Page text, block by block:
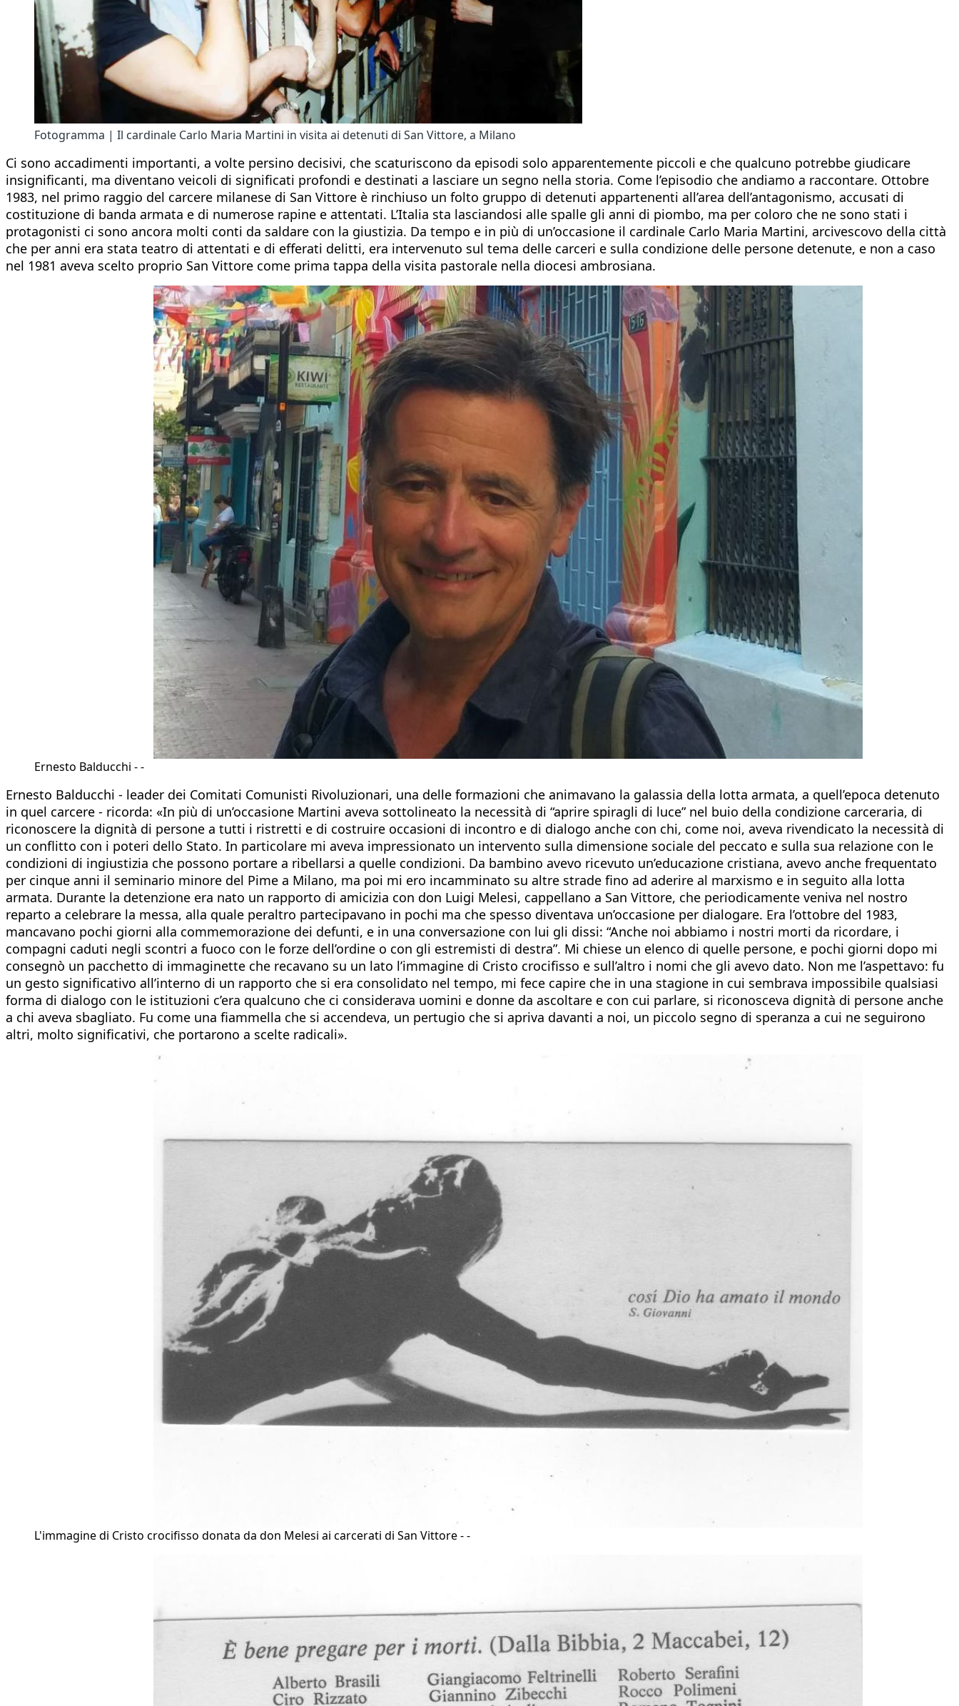
Fotogramma | Il cardinale Carlo Maria Martini in visita ai detenuti di San Vittore, a Milano
Ci sono accadimenti importanti, a volte persino decisivi, che scaturiscono da episodi solo apparentemente piccoli e che qualcuno potrebbe giudicare
insignificanti, ma diventano veicoli di significati profondi e destinati a lasciare un segno nella storia. Come l’episodio che andiamo a raccontare. Ottobre
1983, nel primo raggio del carcere milanese di San Vittore è rinchiuso un folto gruppo di detenuti appartenenti all’area dell’antagonismo, accusati di
costituzione di banda armata e di numerose rapine e attentati. L’Italia sta lasciandosi alle spalle gli anni di piombo, ma per coloro che ne sono stati i
protagonisti ci sono ancora molti conti da saldare con la giustizia. Da tempo e in più di un’occasione il cardinale Carlo Maria Martini, arcivescovo della città
che per anni era stata teatro di attentati e di efferati delitti, era intervenuto sul tema delle carceri e sulla condizione delle persone detenute, e non a caso
nel 1981 aveva scelto proprio San Vittore come prima tappa della visita pastorale nella diocesi ambrosiana.
Ernesto Balducchi - -
Ernesto Balducchi - leader dei Comitati Comunisti Rivoluzionari, una delle formazioni che animavano la galassia della lotta armata, a quell’epoca detenuto
in quel carcere - ricorda: «In più di un’occasione Martini aveva sottolineato la necessità di “aprire spiragli di luce” nel buio della condizione carceraria, di
riconoscere la dignità di persone a tutti i ristretti e di costruire occasioni di incontro e di dialogo anche con chi, come noi, aveva rivendicato la necessità di
un conflitto con i poteri dello Stato. In particolare mi aveva impressionato un intervento sulla dimensione sociale del peccato e sulla sua relazione con le
condizioni di ingiustizia che possono portare a ribellarsi a quelle condizioni. Da bambino avevo ricevuto un’educazione cristiana, avevo anche frequentato
per cinque anni il seminario minore del Pime a Milano, ma poi mi ero incamminato su altre strade fino ad aderire al marxismo e in seguito alla lotta
armata. Durante la detenzione era nato un rapporto di amicizia con don Luigi Melesi, cappellano a San Vittore, che periodicamente veniva nel nostro
reparto a celebrare la messa, alla quale peraltro partecipavano in pochi ma che spesso diventava un’occasione per dialogare. Era l’ottobre del 1983,
mancavano pochi giorni alla commemorazione dei defunti, e in una conversazione con lui gli dissi: “Anche noi abbiamo i nostri morti da ricordare, i
compagni caduti negli scontri a fuoco con le forze dell’ordine o con gli estremisti di destra”. Mi chiese un elenco di quelle persone, e pochi giorni dopo mi
consegnò un pacchetto di immaginette che recavano su un lato l’immagine di Cristo crocifisso e sull’altro i nomi che gli avevo dato. Non me l’aspettavo: fu
un gesto significativo all’interno di un rapporto che si era consolidato nel tempo, mi fece capire che in una stagione in cui sembrava impossibile qualsiasi
forma di dialogo con le istituzioni c’era qualcuno che ci considerava uomini e donne da ascoltare e con cui parlare, si riconosceva dignità di persone anche
a chi aveva sbagliato. Fu come una fiammella che si accendeva, un pertugio che si apriva davanti a noi, un piccolo segno di speranza a cui ne seguirono
altri, molto significativi, che portarono a scelte radicali».
L'immagine di Cristo crocifisso donata da don Melesi ai carcerati di San Vittore - -